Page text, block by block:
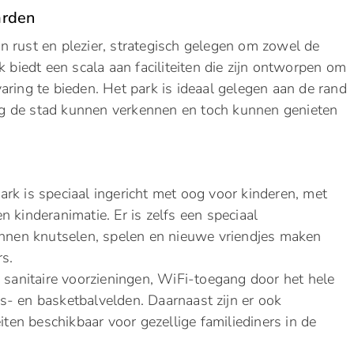
rust en plezier, strategisch gelegen om zowel de
een scala aan faciliteiten die zijn ontworpen om
te bieden. Het park is ideaal gelegen aan de rand
de stad kunnen verkennen en toch kunnen genieten
is speciaal ingericht met oog voor kinderen, met
kinderanimatie. Er is zelfs een speciaal
knutselen, spelen en nieuwe vriendjes maken
voorzieningen, WiFi-toegang door het hele
en basketbalvelden. Daarnaast zijn er ook
beschikbaar voor gezellige familiediners in de